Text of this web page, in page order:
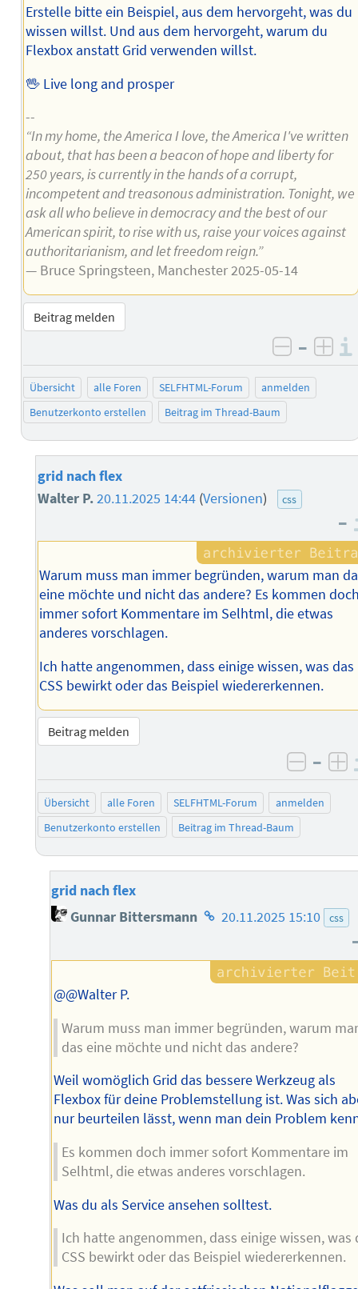
Erstelle bitte ein Beispiel, aus dem hervorgeht, was du
wissen willst. Und aus dem hervorgeht, warum du
Flexbox anstatt Grid verwenden willst.
🖖 Live long and prosper
--
“In my home, the America I love, the America I've written
about, that has been a beacon of hope and liberty for
250 years, is currently in the hands of a corrupt,
incompetent and treasonous administration. Tonight, we
ask all who believe in democracy and the best of our
American spirit, to rise with us, raise your voices against
authoritarianism, and let freedom reign.”
— Bruce Springsteen, Manchester 2025-05-14
Beitrag melden
negativ
–
Übersicht alle Foren SELFHTML-Forum
anmelden
Benutzerkonto erstellen
Beitrag im Thread-Baum
grid nach flex
Walter P.20.11.2025 14:44 (Versionen) css
–
Warum muss man immer begründen, warum man
eine möchte und nicht das andere? Es kommen
immer sofort Kommentare im Selhtml, die etwas
anderes vorschlagen.
Ich hatte angenommen, dass einige wissen, was das
CSS bewirkt oder das Beispiel wiedererkennen.
Beitrag melden
–
Übersicht alle Foren SELFHTML-Forum
anmelden
Benutzerkonto erstellen
Beitrag im Thread-Baum
grid nach flex
Gunnar Bittersmann Homepage
Autors
20.11.2025 15:10 css
@@Walter P.
Warum muss man immer begründen, warum
das eine möchte und nicht das andere?
Weil womöglich Grid das bessere Werkzeug als
Flexbox für deine Problemstellung ist. Was sich
nur beurteilen lässt, wenn man dein Problem
Es kommen doch immer sofort Kommentare im
Selhtml, die etwas anderes vorschlagen.
Was du als Service ansehen solltest.
Ich hatte angenommen, dass einige wissen, was
CSS bewirkt oder das Beispiel wiedererkennen.